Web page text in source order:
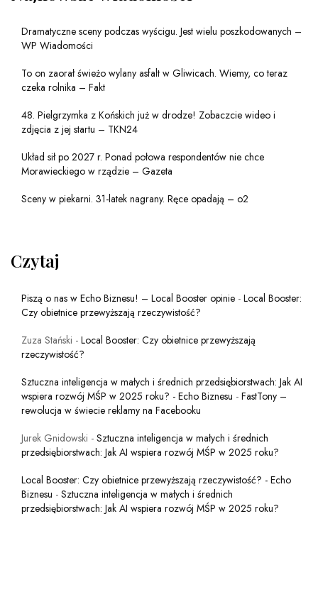
Dramatyczne sceny podczas wyścigu. Jest wielu poszkodowanych –
WP Wiadomości
To on zaorał świeżo wylany asfalt w Gliwicach. Wiemy, co teraz
czeka rolnika – Fakt
48. Pielgrzymka z Końskich już w drodze! Zobaczcie wideo i
zdjęcia z jej startu – TKN24
Układ sił po 2027 r. Ponad połowa respondentów nie chce
Morawieckiego w rządzie – Gazeta
Sceny w piekarni. 31-latek nagrany. Ręce opadają – o2
Czytaj
Piszą o nas w Echo Biznesu! – Local Booster opinie - Local Booster:
Czy obietnice przewyższają rzeczywistość?
Zuza Stański - Local Booster: Czy obietnice przewyższają
rzeczywistość?
Sztuczna inteligencja w małych i średnich przedsiębiorstwach: Jak AI
wspiera rozwój MŚP w 2025 roku? - Echo Biznesu - FastTony –
rewolucja w świecie reklamy na Facebooku
Jurek Gnidowski - Sztuczna inteligencja w małych i średnich
przedsiębiorstwach: Jak AI wspiera rozwój MŚP w 2025 roku?
Local Booster: Czy obietnice przewyższają rzeczywistość? - Echo
Biznesu - Sztuczna inteligencja w małych i średnich
przedsiębiorstwach: Jak AI wspiera rozwój MŚP w 2025 roku?